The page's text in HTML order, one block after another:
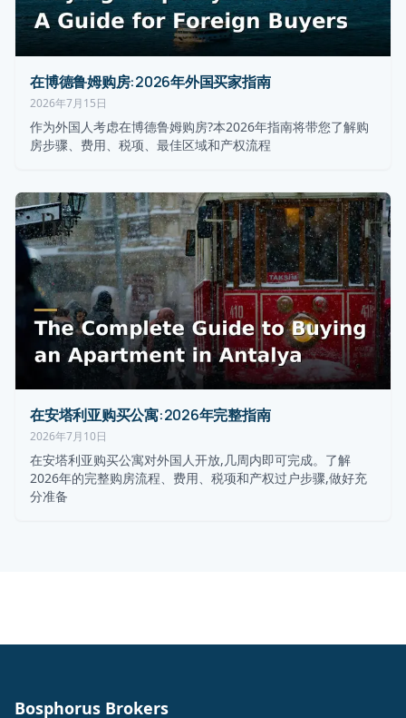
在博德鲁姆购房:2026年外国买家指南
2026年7月15日
作为外国人考虑在博德鲁姆购房?本2026年指南将带您了解购
房步骤、费用、税项、最佳区域和产权流程
在安塔利亚购买公寓:2026年完整指南
2026年7月10日
在安塔利亚购买公寓对外国人开放,几周内即可完成。了解
2026年的完整购房流程、费用、税项和产权过户步骤,做好充
分准备
Bosphorus Brokers